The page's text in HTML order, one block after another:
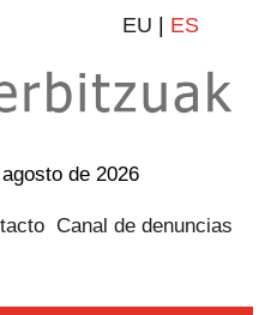
EU ES
de 2026
Canal de denuncias